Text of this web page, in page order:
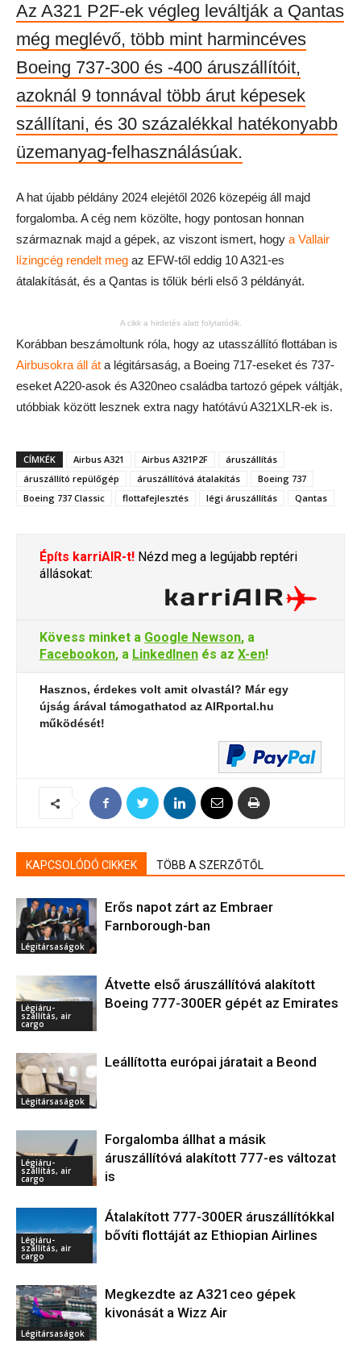
Az A321 P2F-ek végleg leváltják a Qantas
még meglévő, több mint harmincéves
Boeing 737-300 és -400 áruszállítóit,
azoknál 9 tonnával több árut képesek
szállítani, és 30 százalékkal hatékonyabb
üzemanyag-felhasználásúak.
A hat újabb példány 2024 elejétől 2026 közepéig áll majd
forgalomba. A cég nem közölte, hogy pontosan honnan
származnak majd a gépek, az viszont ismert, hogy a Vallair
lízingcég rendelt meg az EFW-től eddig 10 A321-es
átalakítását, és a Qantas is tőlük bérli első 3 példányát.
A cikk a hirdetés alatt folytatódik.
Korábban beszámoltunk róla, hogy az utasszállító flottában is
Airbusokra áll át a légitársaság, a Boeing 717-eseket és 737-
eseket A220-asok és A320neo családba tartozó gépek váltják,
utóbbiak között lesznek extra nagy hatótávú A321XLR-ek is.
CÍMKÉK Airbus A321 Airbus A321P2F
áruszállítás
áruszállító repülőgép
áruszállítóvá átalakítás
Boeing 737
Boeing 737 Classic
flottafejlesztés légi áruszállítás Qantas
Építs karriAIR-t! Nézd meg a legújabb reptéri
állásokat:
Kövess minket a Google Newson, a
Facebookon, a LinkedInen és az X-en!
Hasznos, érdekes volt amit olvastál? Már egy
újság árával támogathatod az AIRportal.hu
működését!
KAPCSOLÓDÓ CIKKEK TÖBB A SZERZŐTŐL
Légitársaságok
Erős napot zárt az Embraer
Farnborough-ban
Légiáru-
szállítás, air
cargo
Átvette első áruszállítóvá alakított
Boeing 777-300ER gépét az Emirates
Légitársaságok
Leállította európai járatait a Beond
Légiáru-
szállítás, air
cargo
Forgalomba állhat a másik
áruszállítóvá alakított 777-es változat
is
Légiáru-
szállítás, air
cargo
Átalakított 777-300ER áruszállítókkal
bővíti flottáját az Ethiopian Airlines
Légitársaságok
Megkezdte az A321ceo gépek
kivonását a Wizz Air